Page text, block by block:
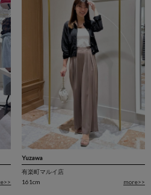
Yuzawa
有楽町マルイ店
161cm
more>>